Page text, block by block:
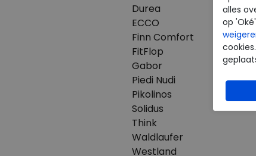
Durea
ECCO
Finn Comfort
FitFlop
Gabor
Piedi Nudi
Pikolinos
Solidus
Think
Waldlaufer
Westland
Clarks
ECCO
Finn
Mephisto
Pikolinos
alles
op